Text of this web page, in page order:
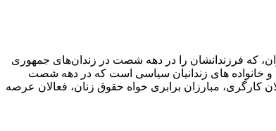
که فرزندانشان را در دهه شصت در زندان‌های جمهوری
و خانواده های زندانیان سیاسی است که در دهه شصت
کارگری، مبارزان برابری خواه حقوق زنان، فعالان عرصه